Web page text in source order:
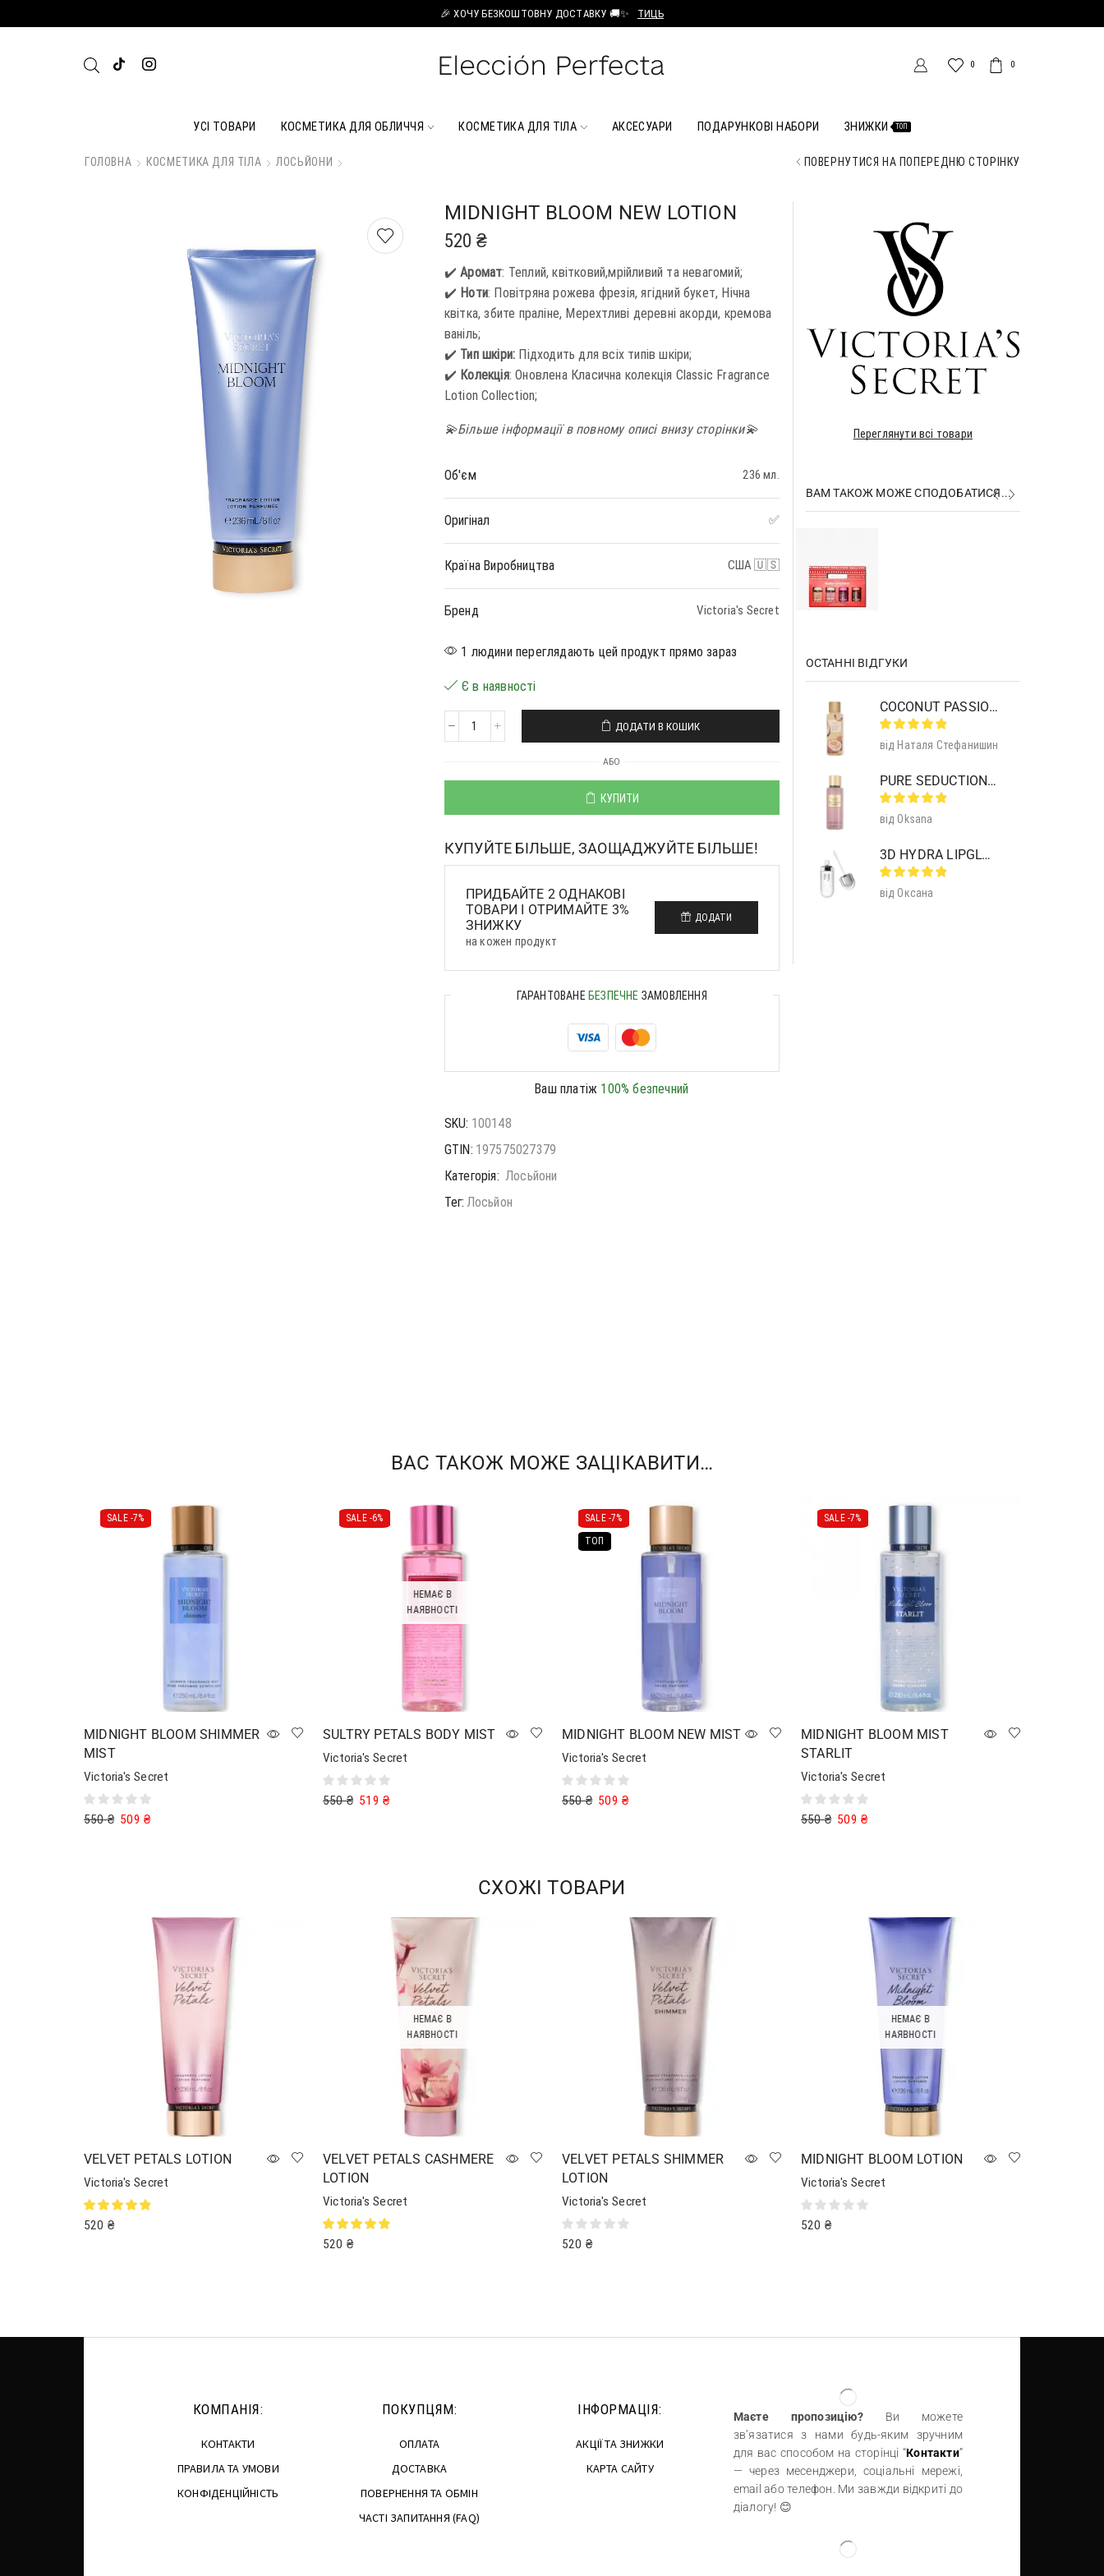
🎉 ХОЧУ БЕЗКОШТОВНУ ДОСТАВКУ 🚚✨ ТИЦЬ
0 0
УСІ ТОВАРИ КОСМЕТИКА ДЛЯ ОБЛИЧЧЯ КОСМЕТИКА ДЛЯ ТІЛА АКСЕСУАРИ ПОДАРУНКОВІ НАБОРИ ЗНИЖКИ ТОП
ГОЛОВНА КОСМЕТИКА ДЛЯ ТІЛА ЛОСЬЙОНИ ПОВЕРНУТИСЯ НА ПОПЕРЕДНЮ СТОРІНКУ
MIDNIGHT BLOOM NEW LOTION
520 ₴
✔️Аромат: Теплий, квітковий,мрійливий та невагомий;
✔️ Ноти: Повітряна рожева фрезія, ягідний букет, Нічна
квітка, збите праліне, Мерехтливі деревні акорди, кремова
ваніль;
✔️ Тип шкіри: Підходить для всіх типів шкіри;
✔️ Колекція: Оновлена Класична колекція Classic Fragrance
Lotion Collection;
💫Більше інформації в повному описі внизу сторінки💫
Об'єм 236 мл.
Оригінал ✅
Країна Виробництва США 🇺🇸
Бренд Victoria's Secret
1 людини переглядають цей продукт прямо зараз
Є в наявності
ДОДАТИ В КОШИК
АБО
КУПИТИ
КУПУЙТЕ БІЛЬШЕ, ЗАОЩАДЖУЙТЕ БІЛЬШЕ!
ПРИДБАЙТЕ 2 ОДНАКОВІ
ТОВАРИ І ОТРИМАЙТЕ 3%
ЗНИЖКУ
на кожен продукт
ДОДАТИ
ГАРАНТОВАНЕ БЕЗПЕЧНЕ ЗАМОВЛЕННЯ
Ваш платіж 100% безпечний
SKU: 100148
GTIN: 197575027379
Категорія: Лосьйони
Тег: Лосьйон
Переглянути всі товари
ВАМ ТАКОЖ МОЖЕ СПОДОБАТИСЯ...
ОСТАННІ ВІДГУКИ
COCONUT PASSION BRULEE BODY MIST
від Наталя Стефанишин
PURE SEDUCTION MIST SHIMMER
від Oksana
3D HYDRA LIPGLOSS 01 CLEAR
від Оксана
ВАС ТАКОЖ МОЖЕ ЗАЦІКАВИТИ…
SALE -7%
MIDNIGHT BLOOM SHIMMER
MIST
Victoria's Secret
550₴ 509₴
SALE -6%
НЕМАЄ В
НАЯВНОСТІ
SULTRY PETALS BODY MIST
Victoria's Secret
550₴ 519₴
SALE -7%
ТОП
MIDNIGHT BLOOM NEW MIST
Victoria's Secret
550₴ 509₴
SALE -7%
MIDNIGHT BLOOM MIST
STARLIT
Victoria's Secret
550₴ 509₴
СХОЖІ ТОВАРИ
VELVET PETALS LOTION
Victoria's Secret
520 ₴
НЕМАЄ В
НАЯВНОСТІ
VELVET PETALS CASHMERE
LOTION
Victoria's Secret
520 ₴
VELVET PETALS SHIMMER
LOTION
Victoria's Secret
520 ₴
НЕМАЄ В
НАЯВНОСТІ
MIDNIGHT BLOOM LOTION
Victoria's Secret
520 ₴
КОМПАНІЯ:
КОНТАКТИ
ПРАВИЛА ТА УМОВИ
КОНФІДЕНЦІЙНІСТЬ
ПОКУПЦЯМ:
ОПЛАТА
ДОСТАВКА
ПОВЕРНЕННЯ ТА ОБМІН
ЧАСТІ ЗАПИТАННЯ (FAQ)
ІНФОРМАЦІЯ:
АКЦІЇ ТА ЗНИЖКИ
КАРТА САЙТУ
Маєте пропозицію?Ви можете
зв’язатися з нами будь-яким зручним
для вас способом на сторінці “Контакти”
— через месенджери, соціальні мережі,
email або телефон. Ми завжди відкриті до
діалогу! 😊